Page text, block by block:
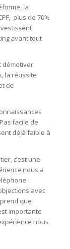
la
plus de 70%
avant tout
démotiver.
la réussite
de
facile de
déjà faible à
c’est une
nous a
avec
que
importante
nous